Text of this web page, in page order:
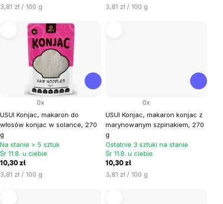
Cena
3,81 zł / 100 g
Cena
3,81 zł / 100 g
USUI Konjac, makaron do
włosów konjac w solance, 270
g
0x
Na stanie > 5 sztuk
Śr 11.8. u ciebie
10,30 zł
Cena
3,81 zł / 100 g
USUI Konjac, makaron konjac z
marynowanym szpinakiem, 270
g
0x
Ostatnie 3 sztuki na stanie
Śr 11.8. u ciebie
10,30 zł
Cena
3,81 zł / 100 g